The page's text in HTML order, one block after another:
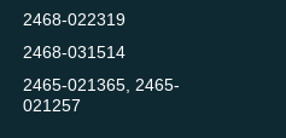
2468-022319
2468-031514
2465-021365, 2465-
021257